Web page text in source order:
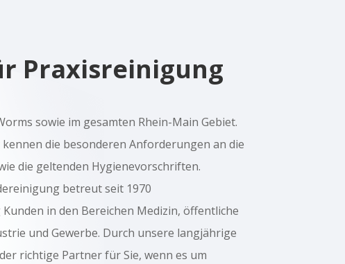
Praxisreinigung
sowie im gesamten Rhein-Main Gebiet.
die besonderen Anforderungen an die
die geltenden Hygienevorschriften.
betreut seit 1970
in den Bereichen Medizin, öffentliche
und Gewerbe. Durch unsere langjährige
richtige Partner für Sie, wenn es um